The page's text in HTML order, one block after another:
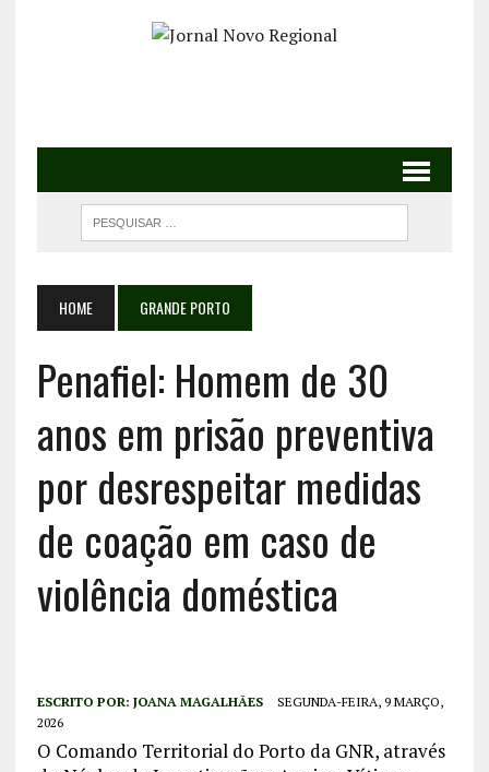
HOME GRANDE PORTO
Penafiel: Homem de 30
anos em prisão preventiva
por desrespeitar medidas
de coação em caso de
violência doméstica
ESCRITO POR: JOANA MAGALHÃES
SEGUNDA-FEIRA, 9 MARÇO,
2026
O Comando Territorial do Porto da GNR, através